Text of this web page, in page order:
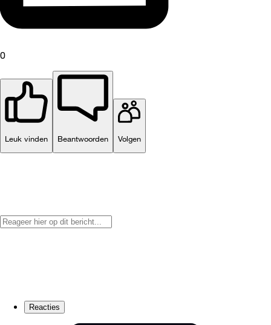
0
Leuk vinden Beantwoorden Volgen
Reacties